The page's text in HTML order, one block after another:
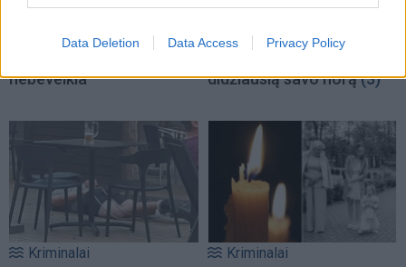
Data Deletion Data Access Privacy Policy
Zodiako ženklų: gali būti
nebeveikia
grįžusi Karina
didžiausią savo norą(3)
Kriminalai Kriminalai